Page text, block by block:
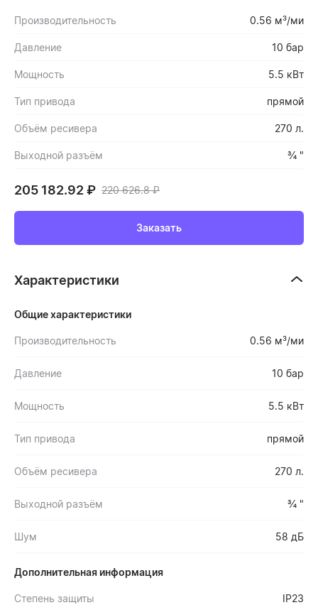
Производительность 0.56 м³/ми
Давление 10 бар
Мощность 5.5 кВт
Тип привода прямой
Объём ресивера 270 л.
Выходной разъём ¾ "
205 182.92₽ 220 626.8₽
Заказать
Характеристики
Общие характеристики
Производительность 0.56 м³/ми
Давление 10 бар
Мощность 5.5 кВт
Тип привода прямой
Объём ресивера 270 л.
Выходной разъём ¾ "
Шум 58 дБ
Дополнительная информация
Степень защиты IP23